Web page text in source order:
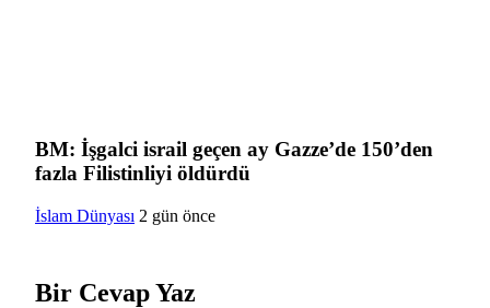
BM: İşgalci israil geçen ay Gazze’de 150’den
fazla Filistinliyi öldürdü
İslam Dünyası 2 gün önce
Bir Cevap Yaz